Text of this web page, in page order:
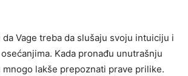
Vage treba da slušaju svoju intuiciju i
Kada pronađu unutrašnju
mnogo lakše prepoznati prave prilike.